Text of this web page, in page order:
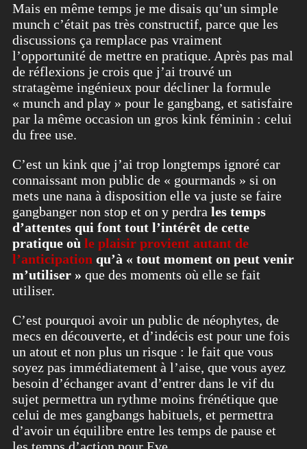
Mais en même temps je me disais qu’un simple
munch c’était pas très constructif, parce que les
discussions ça remplace pas vraiment
l’opportunité de mettre en pratique. Après pas mal
de réflexions je crois que j’ai trouvé un
stratagème ingénieux pour décliner la formule
« munch and play » pour le gangbang, et satisfaire
par la même occasion un gros kink féminin : celui
du free use.
C’est un kink que j’ai trop longtemps ignoré car
connaissant mon public de « gourmands » si on
mets une nana à disposition elle va juste se faire
gangbanger non stop et on y perdra les temps
d’attentes qui font tout l’intérêt de cette
pratique où le plaisir provient autant de
l’anticipation qu’à « tout moment on peut venir
m’utiliser » que des moments où elle se fait
utiliser.
C’est pourquoi avoir un public de néophytes, de
mecs en découverte, et d’indécis est pour une fois
un atout et non plus un risque : le fait que vous
soyez pas immédiatement à l’aise, que vous ayez
besoin d’échanger avant d’entrer dans le vif du
sujet permettra un rythme moins frénétique que
celui de mes gangbangs habituels, et permettra
d’avoir un équilibre entre les temps de pause et